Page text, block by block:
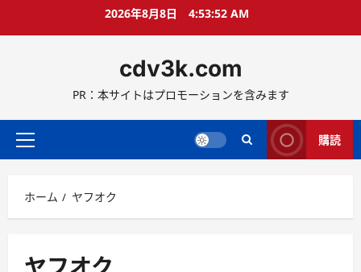
ス
ッ
2026年8月8日 4:53:53 AM
cdv3k.com
PR：本サイトはプロモーションを含みます
メ
メ
ニ
ー
購読
ホーム ヤフオク